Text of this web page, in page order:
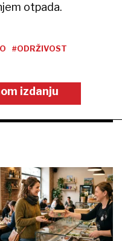
otpada.
#ODRŽIVOST
izdanju